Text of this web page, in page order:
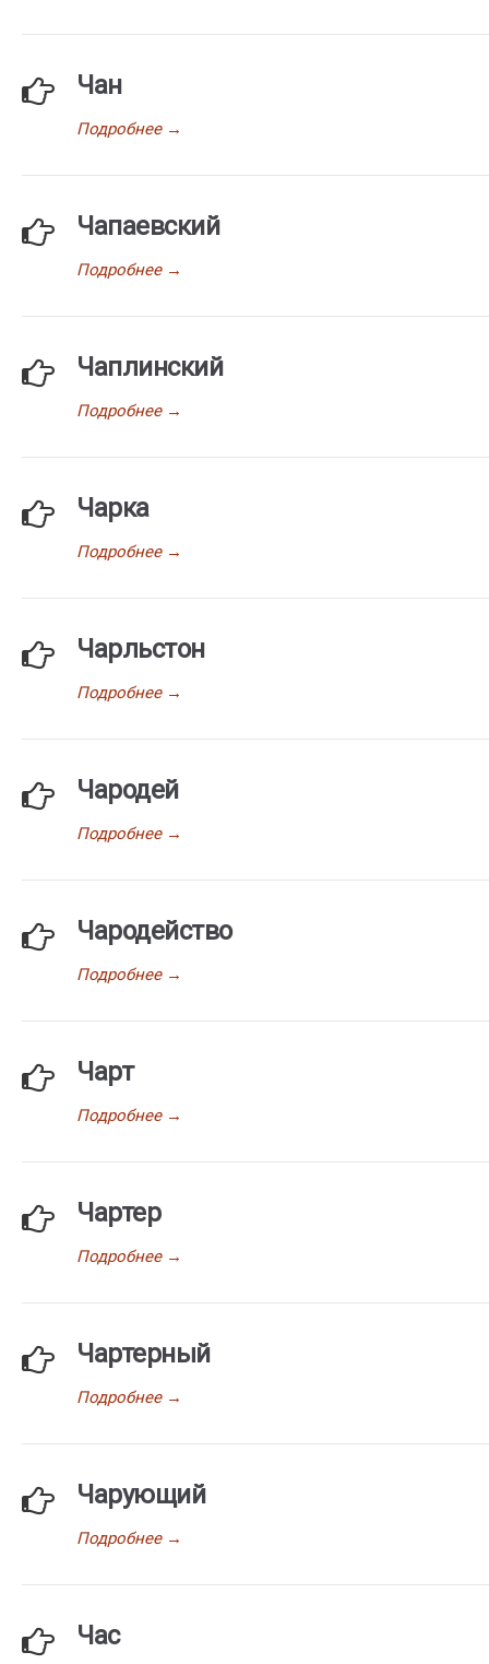
Чан
Подробнее→
Чапаевский
Подробнее→
Чаплинский
Подробнее→
Чарка
Подробнее→
Чарльстон
Подробнее→
Чародей
Подробнее→
Чародейство
Подробнее→
Чарт
Подробнее→
Чартер
Подробнее→
Чартерный
Подробнее→
Чарующий
Подробнее→
Час